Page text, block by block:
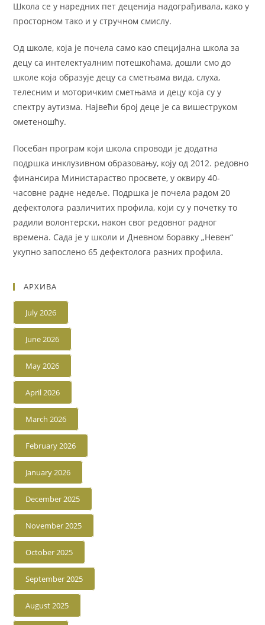
Школа се у наредних пет деценија надограђивала, како у
просторном тако и у стручном смислу.
Од школе, која је почела само као специјална школа за
децу са интелектуалним потешкоћама, дошли смо до
школе која образује децу са сметњама вида, слуха,
телесним и моторичким сметњама и децу која су у
спектру аутизма. Највећи број деце је са вишеструком
ометеношћу.
Посебан програм који школа спроводи је додатна
подршка инклузивном образовању, коју од 2012. редовно
финансира Министараство просвете, у оквиру 40-
часовне радне недеље. Подршка је почела радом 20
дефектолога различитих профила, који су у почетку то
радили волонтерски, након свог редовног радног
времена. Сада је у школи и Дневном боравку „Невен“
укупно запослено 65 дефектолога разних профила.
АРХИВА
July 2026
June 2026
May 2026
April 2026
March 2026
February 2026
January 2026
December 2025
November 2025
October 2025
September 2025
August 2025